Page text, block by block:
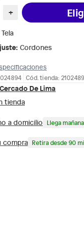
+
Tela
: Cordones
Cód. tienda:
Cercado De Lima
tienda
a domicilio Llega mañana
compra Retira desde 90